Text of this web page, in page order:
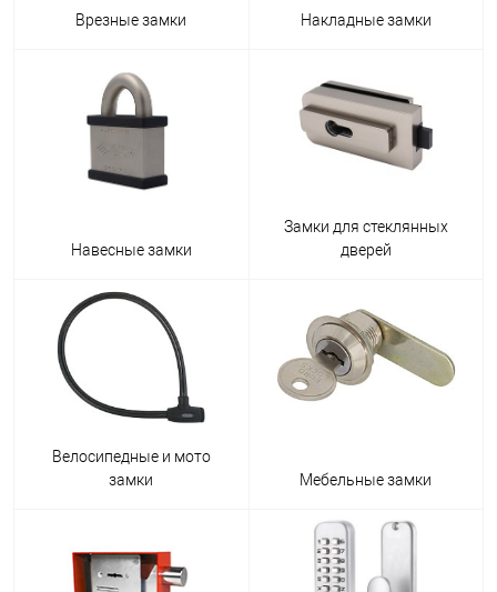
Врезные замки Накладные замки
Навесные замки
Замки для стеклянных
дверей
Велосипедные и мото
замки
Мебельные замки